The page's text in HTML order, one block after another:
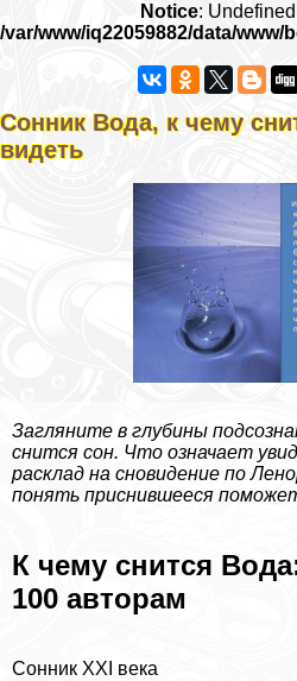
Notice:
/var/www/iq22059882/data/
Сонник Вода, к чему
видеть
Загляните в глубины
снится сон. Что означает
расклад на сновидение по
понять приснившееся
К чему снится
100 авторам
Сонник XXI века